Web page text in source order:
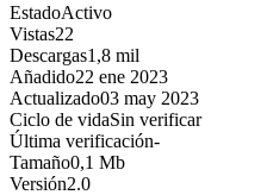
EstadoActivo
Vistas22
Descargas1,8 mil
Añadido22 ene 2023
Actualizado03 may 2023
Ciclo de vidaSin verificar
Última verificación-
Tamaño0,1 Mb
Versión2.0